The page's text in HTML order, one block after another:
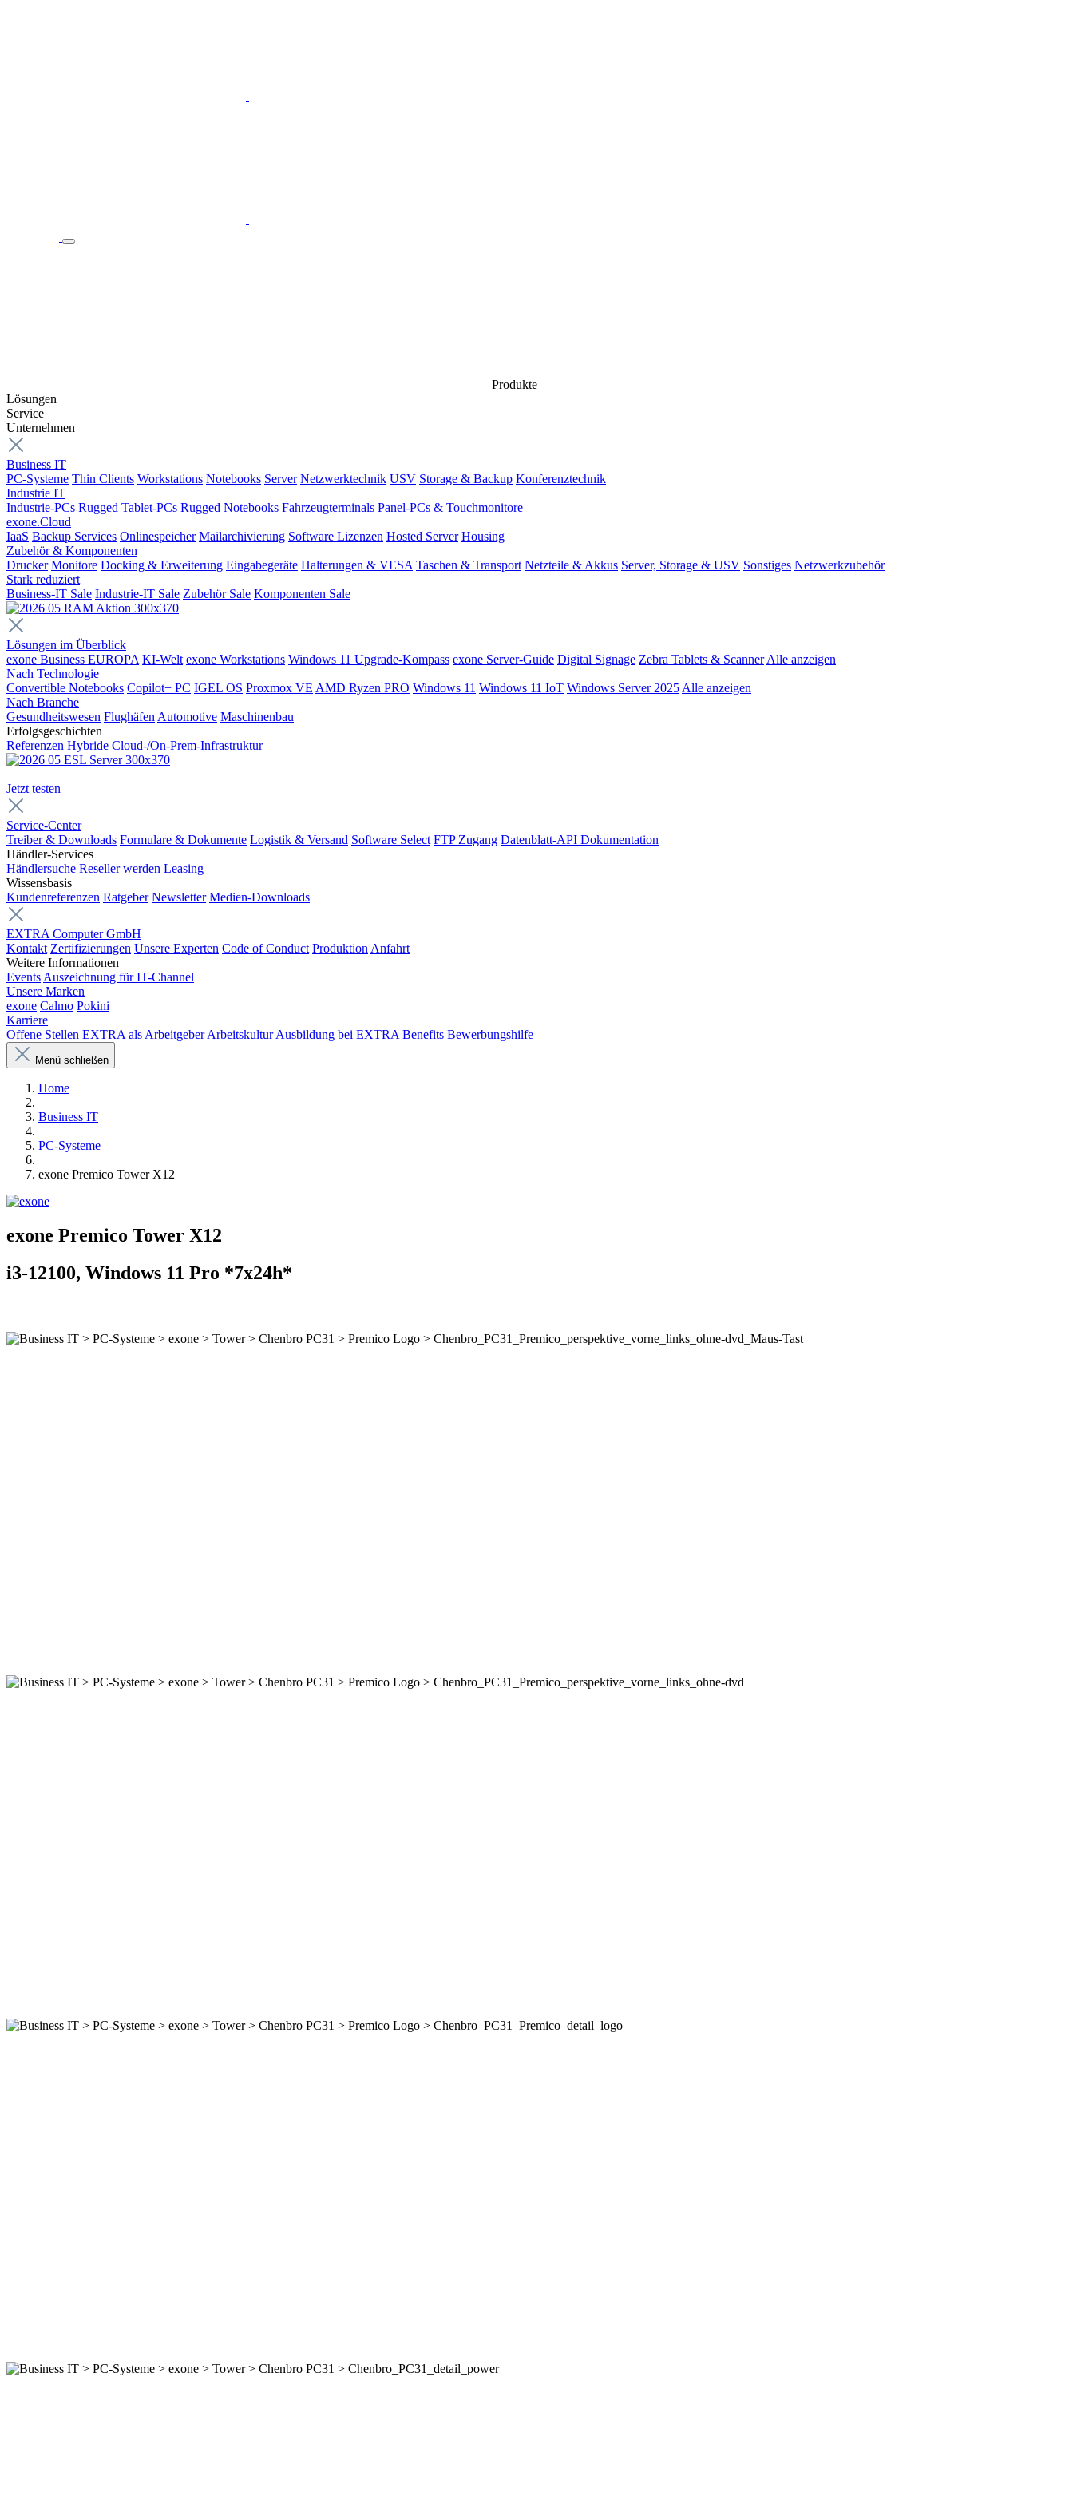
Produkte
Lösungen
Service
Unternehmen
Business IT
PC-Systeme Thin Clients Workstations Notebooks Server Netzwerktechnik USV Storage & Backup Konferenztechnik
Industrie IT
Industrie-PCs Rugged Tablet-PCs Rugged Notebooks Fahrzeugterminals Panel-PCs & Touchmonitore
exone.Cloud
IaaS Backup Services Onlinespeicher Mailarchivierung Software Lizenzen Hosted Server Housing
Zubehör & Komponenten
Drucker Monitore Docking & Erweiterung Eingabegeräte Halterungen & VESA Taschen & Transport Netzteile & Akkus Server, Storage & USV Sonstiges Netzwerkzubehör
Stark reduziert
Business-IT Sale Industrie-IT Sale Zubehör Sale Komponenten Sale
Lösungen im Überblick
exone Business EUROPA KI-Welt exone Workstations Windows 11 Upgrade-Kompass exone Server-Guide Digital Signage Zebra Tablets & Scanner Alle anzeigen
Nach Technologie
Convertible Notebooks Copilot+ PC IGEL OS Proxmox VE AMD Ryzen PRO Windows 11 Windows 11 IoT Windows Server 2025 Alle anzeigen
Nach Branche
Gesundheitswesen Flughäfen Automotive Maschinenbau
Erfolgsgeschichten
Referenzen Hybride Cloud-/On-Prem-Infrastruktur
Jetzt testen
Service-Center
Treiber & Downloads Formulare & Dokumente Logistik & Versand Software Select FTP Zugang Datenblatt-API Dokumentation
Händler-Services
Händlersuche Reseller werden Leasing
Wissensbasis
Kundenreferenzen Ratgeber Newsletter Medien-Downloads
EXTRA Computer GmbH
Kontakt Zertifizierungen Unsere Experten Code of Conduct Produktion Anfahrt
Weitere Informationen
Events Auszeichnung für IT-Channel
Unsere Marken
exone Calmo Pokini
Karriere
Offene Stellen EXTRA als Arbeitgeber Arbeitskultur Ausbildung bei EXTRA Benefits Bewerbungshilfe
Menü schließen
Home
Business IT
PC-Systeme
exone Premico Tower X12
exone Premico Tower X12
i3-12100, Windows 11 Pro *7x24h*